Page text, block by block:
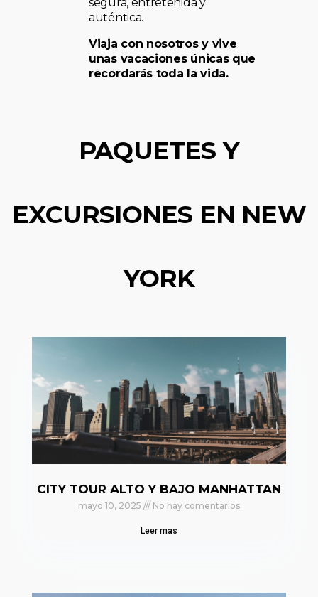
auténtica.
Viaja con nosotros y vive
unas vacaciones únicas que
recordarás toda la vida.
PAQUETES Y
EXCURSIONES EN NEW
YORK
CITY TOUR ALTO Y BAJO MANHATTAN
mayo 10, 2025 No hay comentarios
Leer mas